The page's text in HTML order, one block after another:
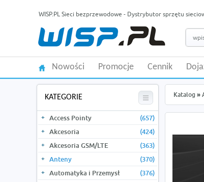
WISP.PL Sieci bezprzewodowe - Dystrybutor sprzętu
Nowości Promocje Cennik
KATEGORIE
Access Pointy
(657)
Akcesoria
(424)
Akcesoria GSM/LTE
(363)
Anteny
(370)
Automatyka i Przemysł
(376)
Katalog »